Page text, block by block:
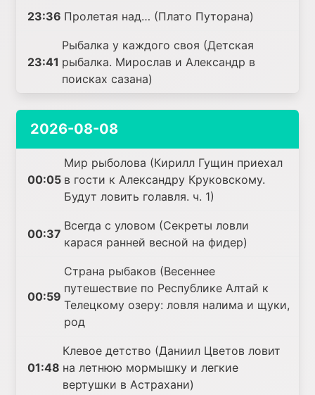
23:36 Пролетая над… (Плато Путорана)
23:41
Рыбалка у каждого своя (Детская
рыбалка. Мирослав и Александр в
поисках сазана)
2026-08-08
00:05
Мир рыболова (Кирилл Гущин приехал
в гости к Александру Круковскому.
Будут ловить голавля. ч. 1)
00:37
Всегда с уловом (Секреты ловли
карася ранней весной на фидер)
00:59
Страна рыбаков (Весеннее
путешествие по Республике Алтай к
Телецкому озеру: ловля налима и щуки,
род
01:48
Клевое детство (Даниил Цветов ловит
на летнюю мормышку и легкие
вертушки в Астрахани)